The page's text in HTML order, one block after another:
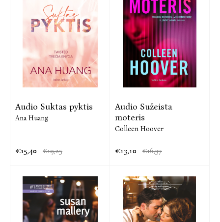
Audio Suktas pyktis
Ana Huang
€15,40 €19,25
Audio Sužeista
moteris
Colleen Hoover
€13,10 €16,37